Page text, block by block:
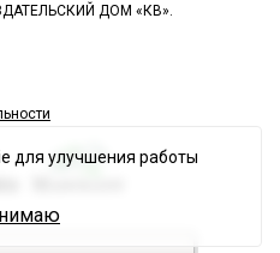
ДОМ «КВ».
для улучшения работы